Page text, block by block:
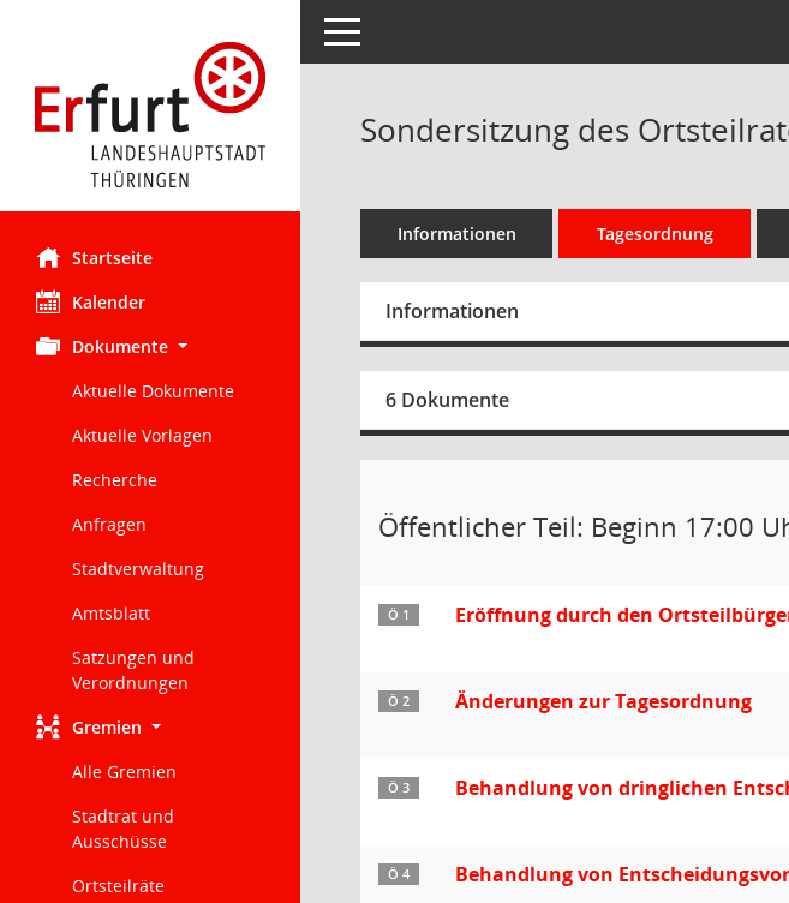
Startseite
Kalender
Dokumente
Aktuelle Dokumente
Aktuelle Vorlagen
Recherche
Anfragen
Stadtverwaltung
Amtsblatt
Satzungen und
Verordnungen
Gremien
Alle Gremien
Stadtrat und
Ausschüsse
Ortsteilräte
Toggle navigation
Sondersitzung des
Informationen Tagesordnung
Informationen
6 Dokumente
Öffentlicher Teil: Beginn 17:00
Ö 1 Eröffnung durch den
Ö 2 Änderungen zur Tagesordnung
Ö 3 Behandlung von dringlichen
Ö 4 Behandlung von